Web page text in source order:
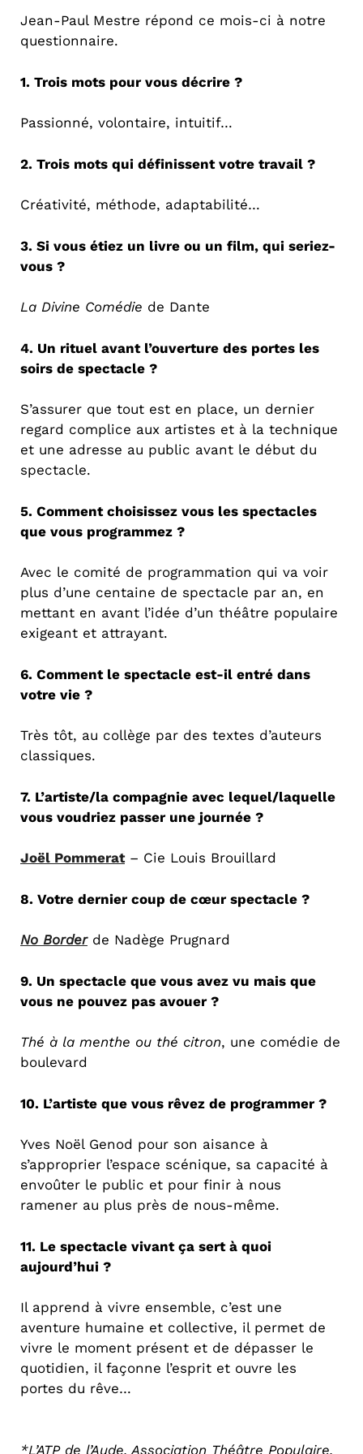
Jean-Paul Mestre répond ce mois-ci à notre
questionnaire.
1. Trois mots pour vous décrire ?
Passionné, volontaire, intuitif…
2. Trois mots qui définissent votre travail ?
Créativité, méthode, adaptabilité…
3. Si vous étiez un livre ou un film, qui seriez-
vous ?
La Divine Comédie de Dante
4. Un rituel avant l’ouverture des portes les
soirs de spectacle ?
S’assurer que tout est en place, un dernier
regard complice aux artistes et à la technique
et une adresse au public avant le début du
spectacle.
5. Comment choisissez vous les spectacles
que vous programmez ?
Avec le comité de programmation qui va voir
plus d’une centaine de spectacle par an, en
mettant en avant l’idée d’un théâtre populaire
exigeant et attrayant.
6. Comment le spectacle est-il entré dans
votre vie ?
Très tôt, au collège par des textes d’auteurs
classiques.
7. L’artiste/la compagnie avec lequel/laquelle
vous voudriez passer une journée ?
Joël Pommerat– Cie Louis Brouillard
8. Votre dernier coup de cœur spectacle ?
No Borderde Nadège Prugnard
9. Un spectacle que vous avez vu mais que
vous ne pouvez pas avouer ?
Thé à la menthe ou thé citron, une comédie de
boulevard
10. L’artiste que vous rêvez de programmer ?
Yves Noël Genod pour son aisance à
s’approprier l’espace scénique, sa capacité à
envoûter le public et pour finir à nous
ramener au plus près de nous-même.
11. Le spectacle vivant ça sert à quoi
aujourd’hui ?
Il apprend à vivre ensemble, c’est une
aventure humaine et collective, il permet de
vivre le moment présent et de dépasser le
quotidien, il façonne l’esprit et ouvre les
portes du rêve…
*L’ATP de l’Aude, Association Théâtre Populaire,